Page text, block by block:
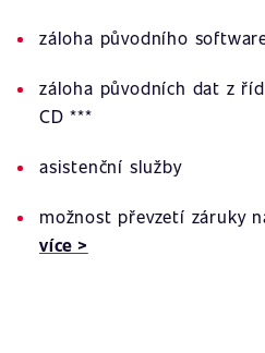
záloha původního
záloha původních dat z
CD ***
asistenční služby
možnost převzetí záruky
více >